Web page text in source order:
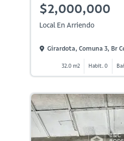
$2,000,000
Local En Arriendo
Girardota, Comuna 3, Br
32.0 m2 Habit. 0